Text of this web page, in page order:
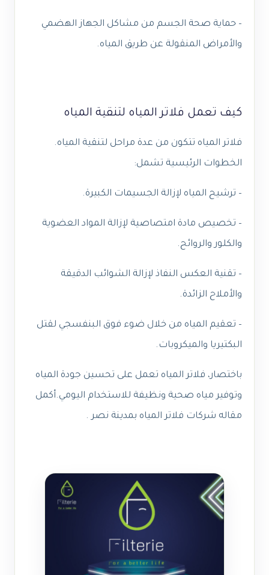
– حماية صحة الجسم من مشاكل الجهاز الهضمي
والأمراض المنقولة عن طريق المياه.
كيف تعمل فلاتر المياه لتنقية المياه
فلاتر المياه تتكون من عدة مراحل لتنقية المياه.
الخطوات الرئيسية تشمل:
– ترشيح المياه لإزالة الجسيمات الكبيرة.
– تخصيص مادة امتصاصية لإزالة المواد العضوية
والكلور والروائح.
– تقنية العكس النفاذ لإزالة الشوائب الدقيقة
والأملاح الزائدة.
– تعقيم المياه من خلال ضوء فوق البنفسجي لقتل
البكتيريا والميكروبات.
باختصار، فلاتر المياه تعمل على تحسين جودة المياه
وتوفير مياه صحية ونظيفة للاستخدام اليومي.أكمل
مقاله شركات فلاتر المياه بمدينة نصر .